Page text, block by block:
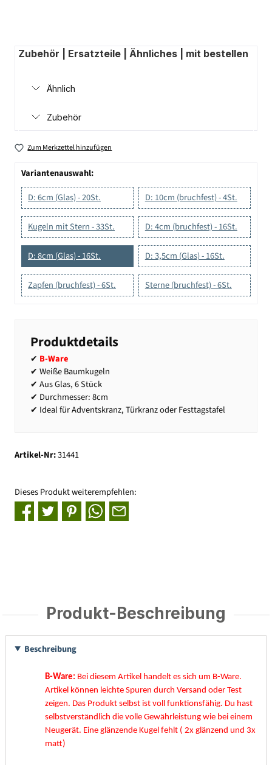
Zubehör | Ersatzteile | Ähnliches | mit bestellen
Ähnlich
Zubehör
Zum Merkzettel hinzufügen
Variantenauswahl:
D: 6cm (Glas) - 20St.
D: 10cm (bruchfest) - 4St.
Kugeln mit Stern - 33St. D: 4cm (bruchfest) - 16St.
D: 8cm (Glas) - 16St. D: 3,5cm (Glas) - 16St.
Zapfen (bruchfest) - 6St. Sterne (bruchfest) - 6St.
Produktdetails
✔ B-Ware
✔ Weiße Baumkugeln
✔ Aus Glas, 6 Stück
✔ Durchmesser: 8cm
✔ Ideal für Adventskranz, Türkranz oder Festtagstafel
Artikel-Nr:31441
Dieses Produkt weiterempfehlen:
Produkt-Beschreibung
Beschreibung
B-Ware: Bei diesem Artikel handelt es sich um B-Ware.
Artikel können leichte Spuren durch Versand oder Test
zeigen. Das Produkt selbst ist voll funktionsfähig. Du hast
selbstverständlich die volle Gewährleistung wie bei einem
Neugerät. Eine glänzende Kugel fehlt ( 2x glänzend und 3x
matt)